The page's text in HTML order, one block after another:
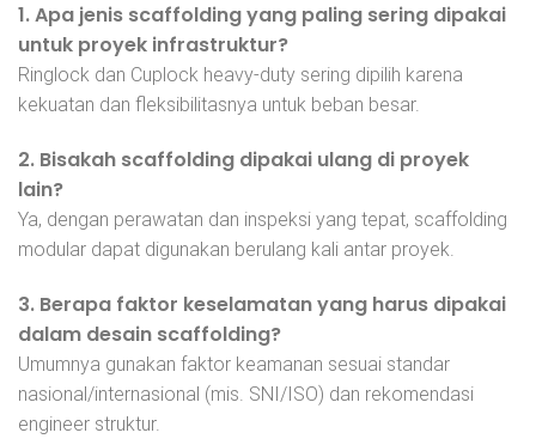
1. Apa jenis scaffolding yang paling sering dipakai
untuk proyek infrastruktur?
Ringlock dan Cuplock heavy-duty sering dipilih karena
kekuatan dan fleksibilitasnya untuk beban besar.
2. Bisakah scaffolding dipakai ulang di proyek
lain?
Ya, dengan perawatan dan inspeksi yang tepat, scaffolding
modular dapat digunakan berulang kali antar proyek.
3. Berapa faktor keselamatan yang harus dipakai
dalam desain scaffolding?
Umumnya gunakan faktor keamanan sesuai standar
nasional/internasional (mis. SNI/ISO) dan rekomendasi
engineer struktur.